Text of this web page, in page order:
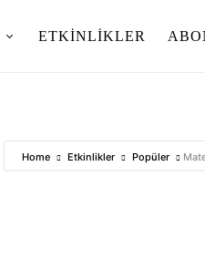
ETKINLIKLER
Home Etkinlikler Popüler